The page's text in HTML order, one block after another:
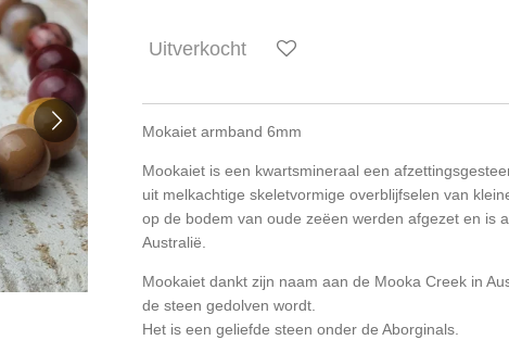
Uitverkocht
Mokaiet armband 6mm
Mookaiet is een kwartsmineraal een
uit melkachtige skeletvormige overblijfselen van
op de bodem van oude zeëen werden afgezet en is
Australië.
Mookaiet dankt zijn naam aan de Mooka Creek in
de steen gedolven wordt.
Het is een geliefde steen onder de Aborginals.